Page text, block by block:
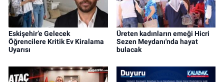
Eskişehir’e Gelecek
Öğrencilere Kritik Ev Kiralama
Uyarısı
Üreten kadınların emeği Hicri
Sezen Meydanı'nda hayat
bulacak